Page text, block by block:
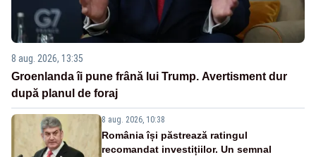
8 aug. 2026, 13:35
Groenlanda îi pune frână lui Trump. Avertisment dur
după planul de foraj
8 aug. 2026, 10:38
România își păstrează ratingul
recomandat investițiilor. Un semnal